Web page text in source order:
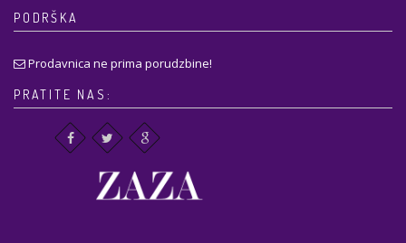
PODRŠKA
Prodavnica ne prima porudzbine!
PRATITE NAS: